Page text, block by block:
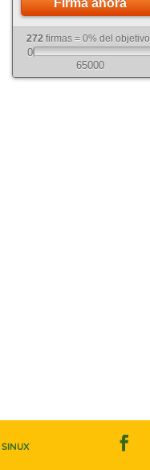
272 firmas = 0% del objetivo
0
65000
SINUX